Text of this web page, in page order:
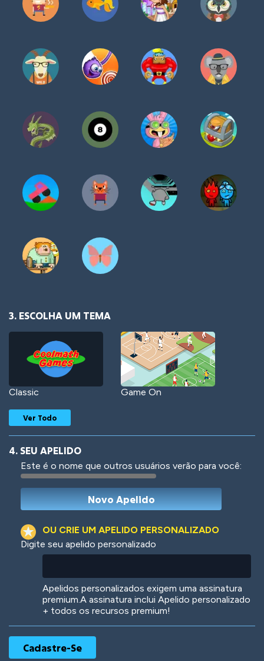
3. ESCOLHA UM TEMA
Classic Game On
Woof Jungle Cats
Ver Todo
4. SEU APELIDO
Este é o nome que outros usuários verão para você:
OU CRIE UM APELIDO PERSONALIZADO
Digite seu apelido personalizado
Apelidos personalizados exigem uma assinatura
premium.A assinatura inclui Apelido personalizado
+ todos os recursos premium!